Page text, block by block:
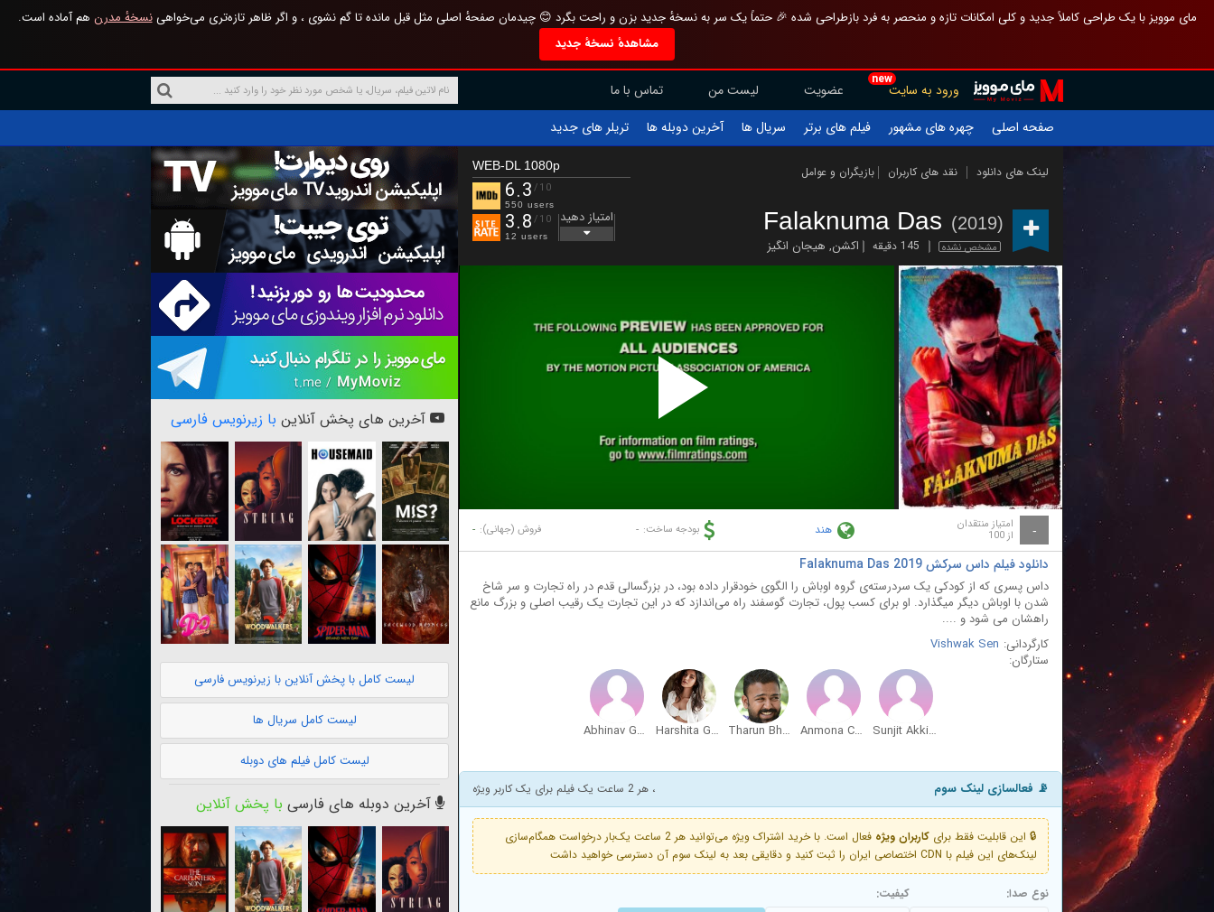
مای موویز با یک طراحی کاملاً جدید و کلی امکانات تازه و منحصر به فرد بازطراحی شده 🎉 حتماً یک سر به نسخهٔ جدید بزن و راحت بگرد 😊 چیدمان صفحهٔ اصلی مثل قبل مانده تا گم نشوی ، و اگر ظاهر تازه‌تری می‌خواهینسخهٔ مدرن هم آماده است.
مشاهدهٔ نسخهٔ جدید
new
ورود به سایت عضویت لیست من
تماس با ما
صفحه اصلی
چهره های مشهور فیلم های برتر سریال ها آخرین دوبله ها تریلر های جدید
لینک های دانلود نقد های کاربران بازیگران و عوامل
Falaknuma Das (2019)
مشخص نشده 145 دقیقه اکشن, هیجان انگیز
WEB-DL 1080p
6.3 /10
550 users
3.8 /10
12 users
امتیاز دهید
Play
Video
- امتیاز منتقدان
از 100 هند بودجه ساخت: - فروش (جهانی): -
دانلود فیلم داس سرکش Falaknuma Das 2019
داس پسری که از کودکی یک سردرسته‌ی گروه اوباش را الگوی خودقرار داده بود، در بزرگسالی قدم در راه تجارت و سر شاخ
شدن با اوباش دیگر میگذارد. او برای کسب پول، تجارت گوسفند راه می‌اندازد که در این تجارت یک رقیب اصلی و بزرگ مانع
راهشان می شود و ....
کارگردانی: Vishwak Sen
ستارگان:
Sunjit Akkinepalli
Anmona Chaliha
Tharun Bhascker Dhaassyam
Harshita Gaur
Abhinav Gomatam
📡 فعالسازی لینک سوم ، هر 2 ساعت یک فیلم برای یک کاربر ویژه
🔒 این قابلیت فقط برای کاربران ویژه
فعال است. با خرید اشتراک ویژه می‌توانید هر 2 ساعت یک‌بار درخواست همگام‌سازی
لینک‌های این فیلم با CDN اختصاصی ایران را ثبت کنید و دقایقی بعد به لینک سوم آن دسترسی خواهید داشت
نوع صدا: کیفیت:
آخرین های پخش آنلاین با زیرنویس فارسی
لیست کامل با پخش آنلاین با زیرنویس فارسی
لیست کامل سریال ها
لیست کامل فیلم های دوبله
آخرین دوبله های فارسی با پخش آنلاین